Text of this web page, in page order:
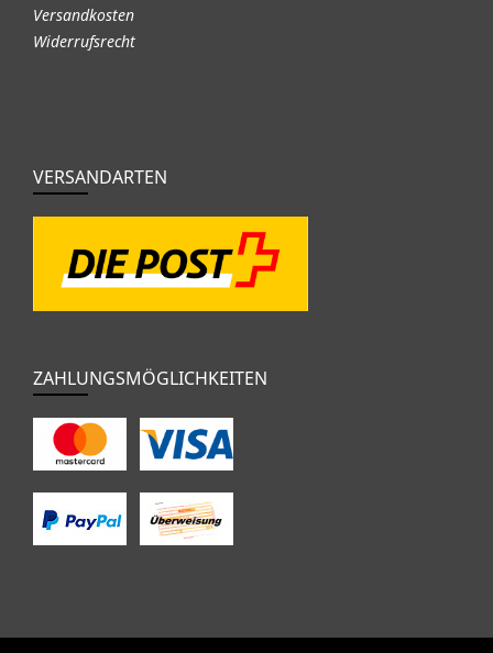
Versandkosten
Widerrufsrecht
VERSANDARTEN
ZAHLUNGSMÖGLICHKEITEN